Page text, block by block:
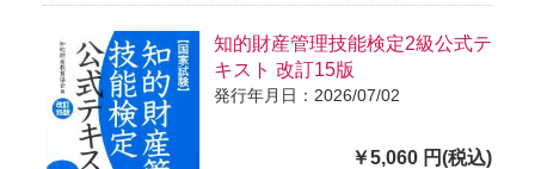
知的財産管理技能検定2級公式テ
キスト 改訂15版
発行年月日：2026/07/02
￥5,060 円(税込)